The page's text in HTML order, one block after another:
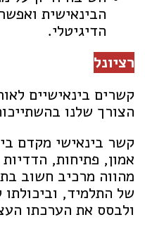
הבינאישית
הדיגיטלי.
רציונל
קשרים בינאישיים
הצורך שלנו
קשר בינאישי מקדם
אמון, פתיחות, הדדיות
מהווה מרכיב חשוב
של התלמיד, וביכולתו
ולבסס את הערכתו